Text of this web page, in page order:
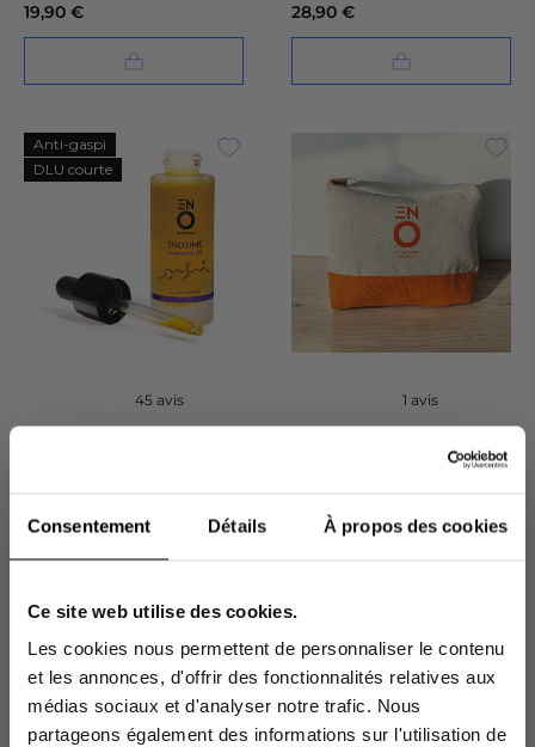
Consentement Détails À propos des cookies
Ce site web utilise des cookies.
Les cookies nous permettent de personnaliser le contenu
et les annonces, d'offrir des fonctionnalités relatives aux
médias sociaux et d'analyser notre trafic. Nous
partageons également des informations sur l'utilisation de
19,90 € 28,90 €
Anti-gaspi
DLU courte
45 avis
âge et repulpante
46,90 € 23,45 €
1 avis
5,00 €
-15%
En vous inscrivant à la newsletter sur votre
1ère commande sans min d'achat*